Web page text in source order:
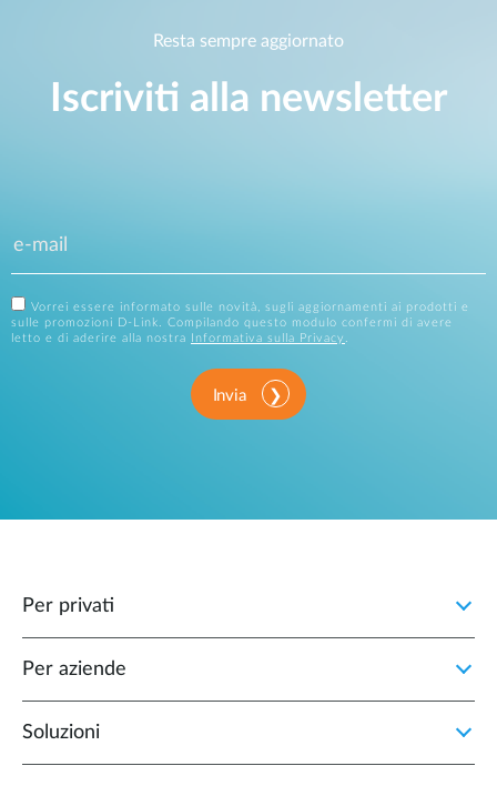
Resta sempre aggiornato
Iscriviti alla newsletter
Vorrei essere informato sulle novità, sugli aggiornamenti ai prodotti e
sulle promozioni D-Link. Compilando questo modulo confermi di avere
letto e di aderire alla nostra
Informativa sulla Privacy
Invia
Per privati
Per aziende
Soluzioni